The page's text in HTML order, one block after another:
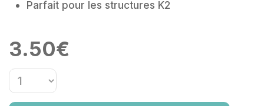
Parfait pour les structures K2
3.50€